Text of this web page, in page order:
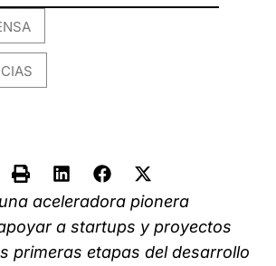
aceleradora pionera
a startups y proyectos
primeras etapas del desarrollo